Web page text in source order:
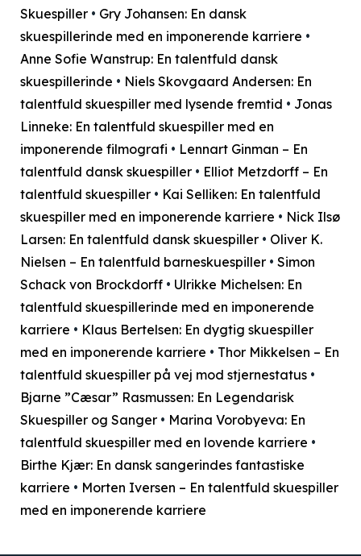
Skuespiller • Gry Johansen: En dansk
skuespillerinde med en imponerende karriere •
Anne Sofie Wanstrup: En talentfuld dansk
skuespillerinde • Niels Skovgaard Andersen: En
talentfuld skuespiller med lysende fremtid • Jonas
Linneke: En talentfuld skuespiller med en
imponerende filmografi • Lennart Ginman – En
talentfuld dansk skuespiller • Elliot Metzdorff – En
talentfuld skuespiller • Kai Selliken: En talentfuld
skuespiller med en imponerende karriere • Nick Ilsø
Larsen: En talentfuld dansk skuespiller • Oliver K.
Nielsen – En talentfuld barneskuespiller • Simon
Schack von Brockdorff • Ulrikke Michelsen: En
talentfuld skuespillerinde med en imponerende
karriere • Klaus Bertelsen: En dygtig skuespiller
med en imponerende karriere • Thor Mikkelsen – En
talentfuld skuespiller på vej mod stjernestatus •
Bjarne ”Cæsar” Rasmussen: En Legendarisk
Skuespiller og Sanger • Marina Vorobyeva: En
talentfuld skuespiller med en lovende karriere •
Birthe Kjær: En dansk sangerindes fantastiske
karriere • Morten Iversen – En talentfuld skuespiller
med en imponerende karriere